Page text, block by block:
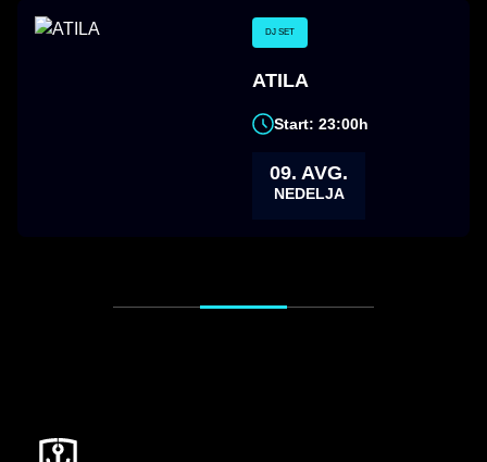
DJ SET
ATILA
Start: 23:00h
09. AVG.
NEDELJA